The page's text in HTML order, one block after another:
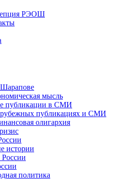
РЭОШ
мысль
публикации в СМИ
публикациях и СМИ
олигархия
истории
политика